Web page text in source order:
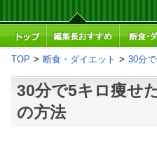
TOP > 断食・ダイエット > 30分
30分で5キロ痩せ
の方法